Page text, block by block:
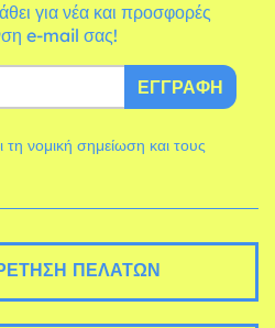
για νέα και προσφορές
e-mail σας!
ΕΓΓΡΑΦΉ
νομική σημείωση και τους
ΠΕΛΑΤΏΝ